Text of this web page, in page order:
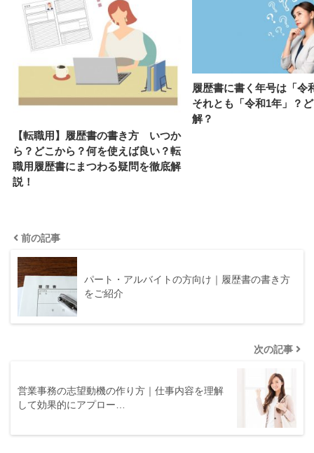
【転職用】履歴書の書き方 いつか
ら？どこから？何を使えば良い？転
職用履歴書にまつわる疑問を徹底解
説！
履歴書に書く年号は「令
それとも「令和1年」？
解？
前の記事
パート・アルバイトの方向け｜履歴書の書き方
をご紹介
次の記事
営業事務の志望動機の作り方｜仕事内容を理解
して効果的にアプロー…